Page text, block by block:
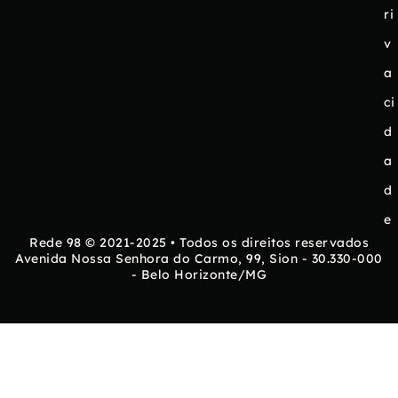
ri
v
a
ci
d
a
d
e
Rede 98 © 2021-2025 • Todos os direitos reservados
Avenida Nossa Senhora do Carmo, 99, Sion - 30.330-000
- Belo Horizonte/MG